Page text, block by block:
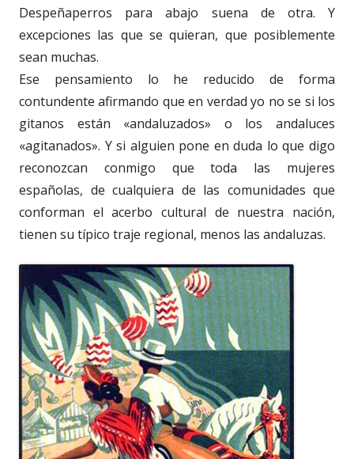
Despeñaperros para abajo suena de otra. Y
excepciones las que se quieran, que posiblemente
sean muchas.
Ese pensamiento lo he reducido de forma
contundente afirmando que en verdad yo no se si los
gitanos están «andaluzados» o los andaluces
«agitanados». Y si alguien pone en duda lo que digo
reconozcan conmigo que toda las mujeres
españolas, de cualquiera de las comunidades que
conforman el acerbo cultural de nuestra nación,
tienen su típico traje regional, menos las andaluzas.